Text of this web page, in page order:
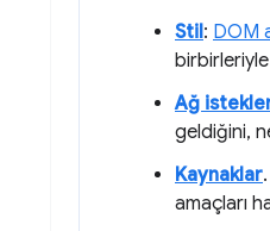
Stil: DOM
Ağ
geldiğini,
Kaynaklar
amaçları